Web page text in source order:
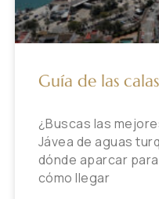
Guía de las
¿Buscas las
Jávea de aguas
dónde aparcar
cómo llegar